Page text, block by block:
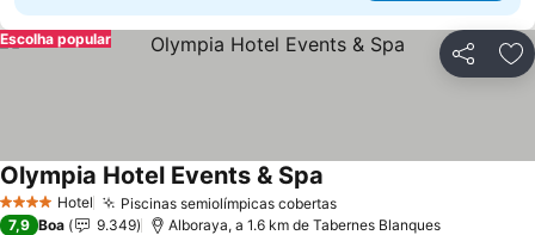
Partilhar
Escolha popular
4 EstrelasHotel Piscinas semiolímpicas cobertasVer preços
Olympia Hotel Events & Spa
7,9 Boa 9.349 Alboraya, a 1.6 km de Tabernes Blanques